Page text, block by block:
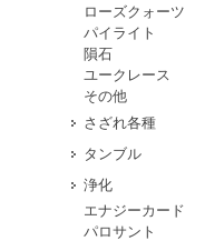
ローズクォーツ
パイライト
隕石
ユークレース
その他
さざれ各種
タンブル
浄化
エナジーカード
パロサント